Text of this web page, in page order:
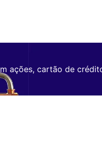
ações, cartão de